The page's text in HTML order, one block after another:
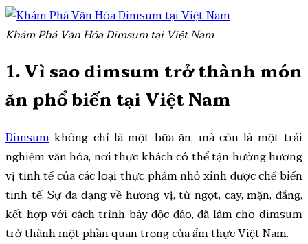
Khám Phá Văn Hóa Dimsum tại Việt Nam
1. Vì sao dimsum trở thành món
ăn phổ biến tại Việt Nam
Dimsum không chỉ là một bữa ăn, mà còn là một trải
nghiệm văn hóa, nơi thực khách có thể tận hưởng hương
vị tinh tế của các loại thực phẩm nhỏ xinh được chế biến
tinh tế. Sự đa dạng về hương vị, từ ngọt, cay, mặn, đắng,
kết hợp với cách trình bày độc đáo, đã làm cho dimsum
trở thành một phần quan trọng của ẩm thực Việt Nam.